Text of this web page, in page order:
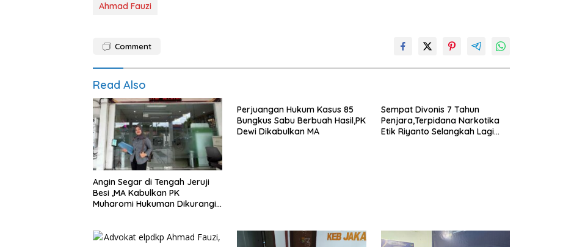
Ahmad Fauzi
Comment
Read Also
Angin Segar di Tengah Jeruji
Besi ,MA Kabulkan PK
Muharomi Hukuman Dikurangi
Perjuangan Hukum Kasus 85
Bungkus Sabu Berbuah Hasil,PK
Dewi Dikabulkan MA
Sempat Divonis 7 Tahun
Penjara,Terpidana Narkotika
Etik Riyanto Selangkah Lagi